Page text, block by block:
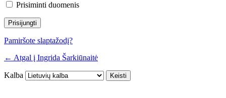
Prisiminti duomenis
Pamiršote slaptažodį?
← Atgal į Ingrida Šarkiūnaitė
Kalba